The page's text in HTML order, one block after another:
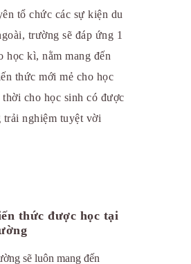
tổ chức các sự kiện du
trường sẽ đáp ứng 1
học kì, nằm mang đến
thức mới mẻ cho học
cho học sinh có được
trải nghiệm tuyệt vời
thức được học tại
sẽ luôn mang đến